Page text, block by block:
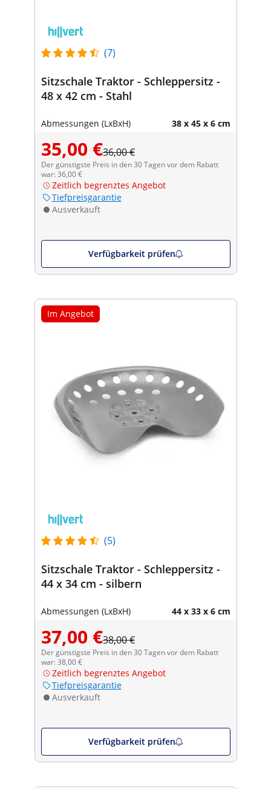
(7)
Sitzschale Traktor - Schleppersitz -
48 x 42 cm - Stahl
Abmessungen (LxBxH) 38 x 45 x 6 cm
35,00 €36,00 €
Der günstigste Preis in den 30 Tagen vor dem Rabatt
war: 36,00 €
Zeitlich begrenztes Angebot
Tiefpreisgarantie
Ausverkauft
Verfügbarkeit prüfen
Im Angebot
(5)
Sitzschale Traktor - Schleppersitz -
44 x 34 cm - silbern
Abmessungen (LxBxH) 44 x 33 x 6 cm
37,00 €38,00 €
Der günstigste Preis in den 30 Tagen vor dem Rabatt
war: 38,00 €
Zeitlich begrenztes Angebot
Tiefpreisgarantie
Ausverkauft
Verfügbarkeit prüfen